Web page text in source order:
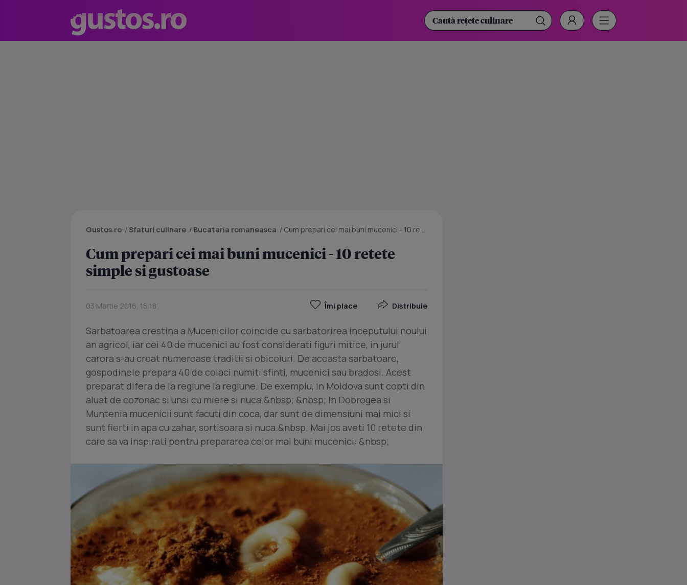
Gustos.ro / Sfaturi culinare / Bucataria romaneasca / Cum prepari cei mai buni mucenici - 10 retete simple si gustoase
Cum prepari cei mai buni mucenici - 10 retete
simple si gustoase
03 Martie 2016, 15:18 Îmi place Distribuie
Sarbatoarea crestina a Mucenicilor coincide cu sarbatorirea inceputului noului
an agricol, iar cei 40 de mucenici au fost considerati figuri mitice, in jurul
carora s-au creat numeroase traditii si obiceiuri. De aceasta sarbatoare,
gospodinele prepara 40 de colaci numiti sfinti, mucenici sau bradosi. Acest
preparat difera de la regiune la regiune. De exemplu, in Moldova sunt copti din
aluat de cozonac si unsi cu miere si nuca.&nbsp; &nbsp; In Dobrogea si
Muntenia mucenicii sunt facuti din coca, dar sunt de dimensiuni mai mici si
sunt fierti in apa cu zahar, sortisoara si nuca.&nbsp; Mai jos aveti 10 retete din
care sa va inspirati pentru prepararea celor mai buni mucenici: &nbsp;